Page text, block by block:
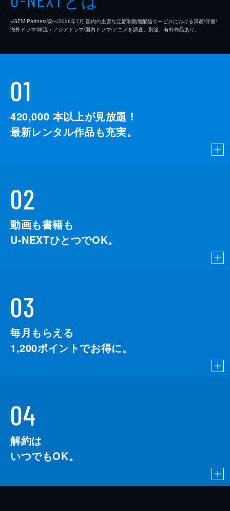
※GEM Partners調べ/2026年7⽉ 国内の主要な定額制動画配信サービスにおける洋画/邦画/
海外ドラマ/韓流・アジアドラマ/国内ドラマ/アニメを調査。別途、有料作品あり。
01
420,000 本以上が見放題！
最新レンタル作品も充実。
02
動画も書籍も
U-NEXTひとつでOK。
03
毎月もらえる
1,200ポイントでお得に。
04
解約は
いつでもOK。